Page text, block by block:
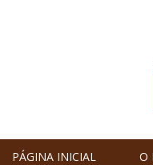
PÁGINA INICIAL O